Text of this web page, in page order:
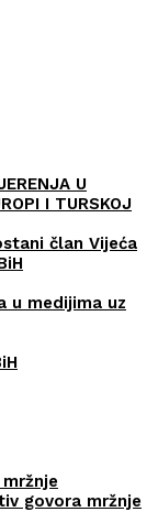
U
I TURSKOJ
član Vijeća
u medijima uz
govora mržnje